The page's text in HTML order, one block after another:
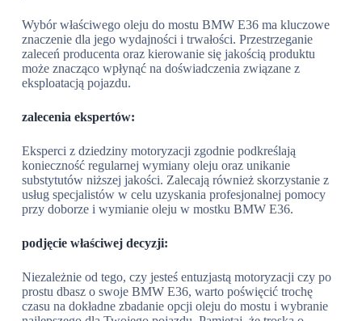
Wybór właściwego oleju do mostu BMW E36 ma kluczowe
znaczenie dla jego wydajności i trwałości. Przestrzeganie
zaleceń producenta oraz kierowanie się jakością produktu
może znacząco wpłynąć na doświadczenia związane z
eksploatacją pojazdu.
zalecenia ekspertów:
Eksperci z dziedziny motoryzacji zgodnie podkreślają
konieczność regularnej wymiany oleju oraz unikanie
substytutów niższej jakości. Zalecają również skorzystanie z
usług specjalistów w celu uzyskania profesjonalnej pomocy
przy doborze i wymianie oleju w mostku BMW E36.
podjęcie właściwej decyzji:
Niezależnie od tego, czy jesteś entuzjastą motoryzacji czy po
prostu dbasz o swoje BMW E36, warto poświęcić trochę
czasu na dokładne zbadanie opcji oleju do mostu i wybranie